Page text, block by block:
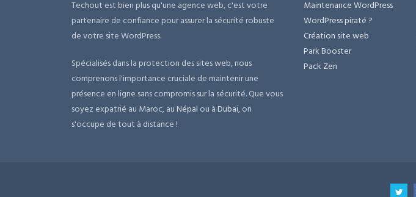
Techout est bien plus qu'une agence web, c'est votre
partenaire de confiance pour assurer la sécurité robuste
de votre site WordPress.
Spécialisés dans la protection des sites web, nous
comprenons l'importance cruciale de maintenir une
présence en ligne sans compromis sur la sécurité. Que vous
soyez expatrié au Maroc, auNépal ou àDubai, on
s'occupe de tout à distance !
Maintenance WordPress
WordPress piraté ?
Création site web
Park Booster
Pack Zen